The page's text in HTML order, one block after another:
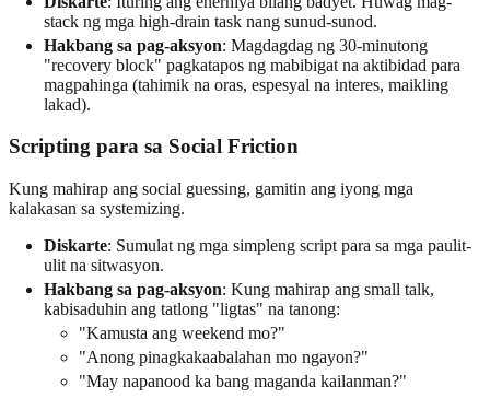
stack ng mga high-drain task nang sunud-sunod.
Hakbang sa pag-aksyon: Magdagdag ng 30-minutong
"recovery block" pagkatapos ng mabibigat na aktibidad para
magpahinga (tahimik na oras, espesyal na interes, maikling
lakad).
Scripting para sa Social Friction
Kung mahirap ang social guessing, gamitin ang iyong mga
kalakasan sa systemizing.
Diskarte: Sumulat ng mga simpleng script para sa mga paulit-
ulit na sitwasyon.
Hakbang sa pag-aksyon: Kung mahirap ang small talk,
kabisaduhin ang tatlong "ligtas" na tanong:
"Kamusta ang weekend mo?"
"Anong pinagkakaabalahan mo ngayon?"
"May napanood ka bang maganda kailanman?"